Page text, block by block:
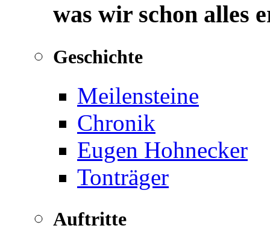
was wir schon alles
Geschichte
Meilensteine
Chronik
Eugen Hohnecker
Tonträger
Auftritte